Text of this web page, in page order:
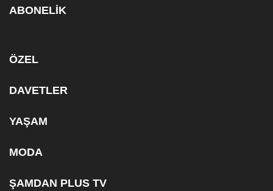
ABONELİK
ÖZEL
DAVETLER
YAŞAM
MODA
ŞAMDAN PLUS TV